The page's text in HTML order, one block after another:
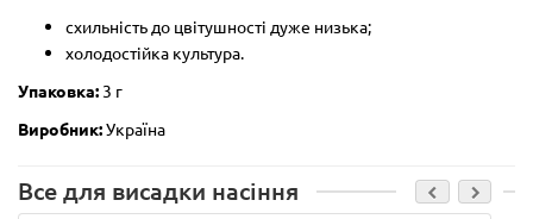
схильність до цвітушності дуже низька;
холодостійка культура.
Упаковка: 3 г
Виробник:Україна
Все для висадки насіння